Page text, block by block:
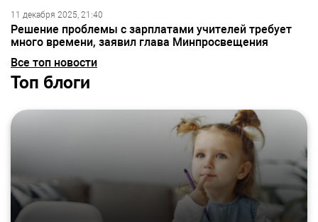
11 декабря 2025, 21:40
Решение проблемы с зарплатами учителей требует
много времени, заявил глава Минпросвещения
Все топ новости
Топ блоги